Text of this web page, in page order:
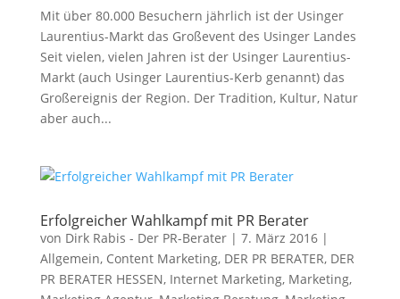
Mit über 80.000 Besuchern jährlich ist der Usinger
Laurentius-Markt das Großevent des Usinger Landes
Seit vielen, vielen Jahren ist der Usinger Laurentius-
Markt (auch Usinger Laurentius-Kerb genannt) das
Großereignis der Region. Der Tradition, Kultur, Natur
aber auch...
Erfolgreicher Wahlkampf mit PR Berater
von Dirk Rabis - Der PR-Berater| 7. März 2016|
Allgemein, Content Marketing, DER PR BERATER, DER
PR BERATER HESSEN, Internet Marketing, Marketing,